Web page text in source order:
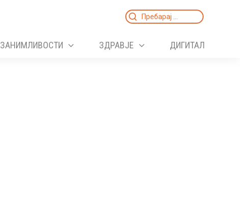
Search
ЗАНИМЛИВОСТИ ЗДРАВЈЕ ДИГИТАЛ